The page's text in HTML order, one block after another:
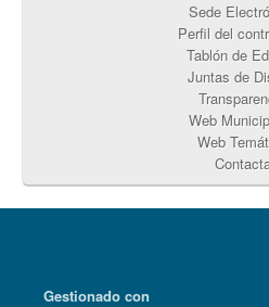
Sede
Perfil del
Tablón de
Juntas de
Web
Web
Gestionado con